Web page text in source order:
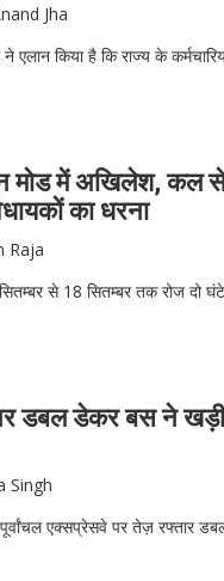
Jha
एलान किया है कि राज्य के
मोड में अखिलेश, कल
का धरना
Raja
से 18 सितम्‍बर तक रोज दो घंटे
डबल डेकर बस ने
Singh
पूर्वांचल एक्सप्रेसवे पर तेज़ रफ्तार